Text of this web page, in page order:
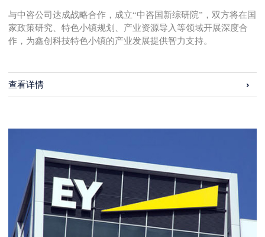
与中咨公司达成战略合作，成立“中咨国新综研院”，双方将在国
家政策研究、特色小镇规划、产业资源导入等领域开展深度合
作，为鑫创科技特色小镇的产业发展提供智力支持。
查看详情